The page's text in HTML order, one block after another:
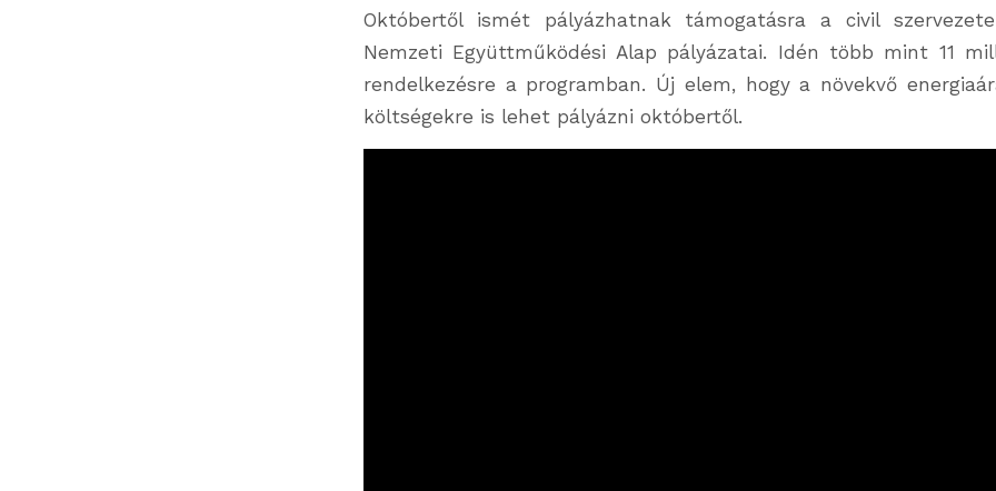
Októbertől ismét pályázhatnak támogatásra a civil
Nemzeti Együttműködési Alap pályázatai. Idén több mint 11
rendelkezésre a programban. Új elem, hogy a növekvő
költségekre is lehet pályázni októbertől.